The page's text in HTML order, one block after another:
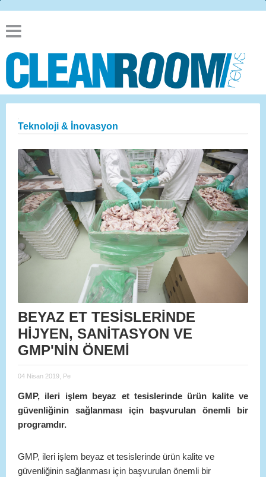
Teknoloji & İnovasyon
BEYAZ ET TESİSLERİNDE
HİJYEN, SANİTASYON VE
GMP'NİN ÖNEMİ
04 Nisan 2019, Pe
GMP, ileri işlem beyaz et tesislerinde ürün kalite ve
güvenliğinin sağlanması için başvurulan önemli bir
programdır.
GMP, ileri işlem beyaz et tesislerinde ürün kalite ve
güvenliğinin sağlanması için başvurulan önemli bir